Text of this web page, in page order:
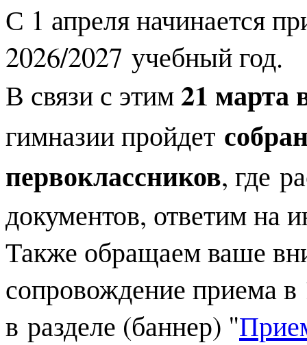
С 1 апреля начинается
2026/2027 учебный год.
В связи с этим21 марта
гимназии пройдет
первоклассников, где
документов, ответим на
Также обращаем ваше
сопровождение приема в
в разделе (баннер) "